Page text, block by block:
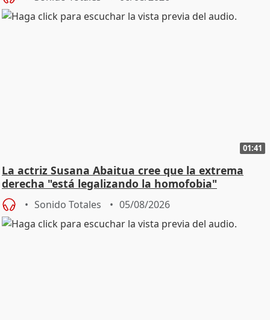
01:41
La actriz Susana Abaitua cree que la extrema
derecha "está legalizando la homofobia"
Sonido Totales 05/08/2026